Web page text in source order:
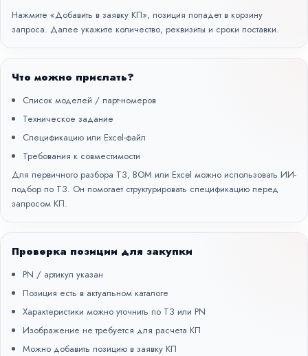
Нажмите «Добавить в заявку КП», позиция попадет в корзину
запроса. Далее укажите количество, реквизиты и сроки поставки.
Что можно прислать?
Список моделей / парт-номеров
Техническое задание
Спецификацию или Excel-файл
Требования к совместимости
Для первичного разбора ТЗ, BOM или Excel можно использовать ИИ-
подбор по ТЗ. Он помогает структурировать спецификацию перед
запросом КП.
Проверка позиции для закупки
PN / артикул указан
Позиция есть в актуальном каталоге
Характеристики можно уточнить по ТЗ или PN
Изображение не требуется для расчета КП
Можно добавить позицию в заявку КП